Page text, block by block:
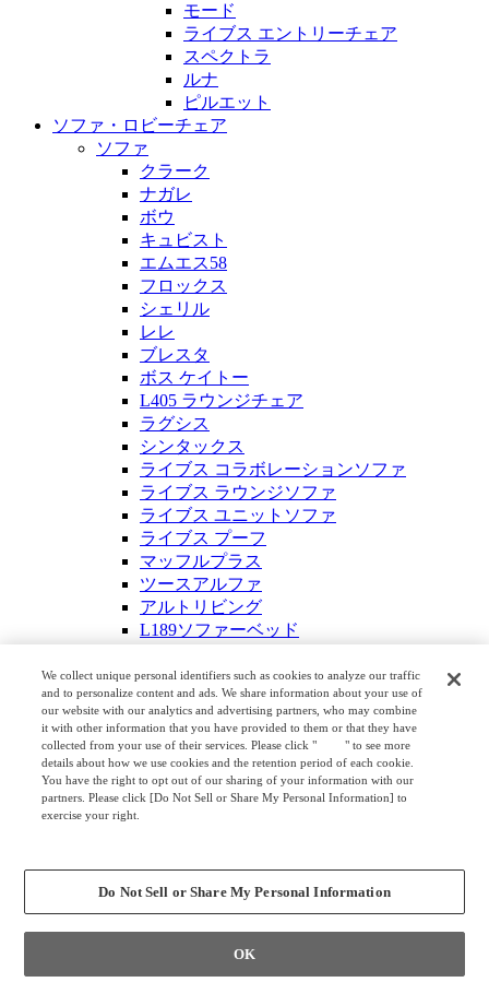
モード
ライブス エントリーチェア
スペクトラ
ルナ
ピルエット
ソファ・ロビーチェア
ソファ
クラーク
ナガレ
ボウ
キュビスト
エムエス58
フロックス
シェリル
レレ
ブレスタ
ボス ケイトー
L405 ラウンジチェア
ラグシス
シンタックス
ライブス コラボレーションソファ
ライブス ラウンジソファ
ライブス ユニットソファ
ライブス プーフ
マッフルプラス
ツースアルファ
アルトリビング
L189ソファーベッド
シェアードスペース
ホームソファ
ワークキャリアー
ロビーチェア
アルミ・スチール脚
アルブロード（23NP）
チェスティーノ
We collect unique personal identifiers such as cookies to analyze our traffic
and to personalize content and ads. We share information about your use of
our website with our analytics and advertising partners, who may combine
it with other information that you have provided to them or that they have
collected from your use of their services. Please click "
here" to see more
details about how we use cookies and the retention period of each cookie.
You have the right to opt out of our sharing of your information with our
partners. Please click [Do Not Sell or Share My Personal Information] to
exercise your right.
Do Not Sell or Share My Personal Information
OK